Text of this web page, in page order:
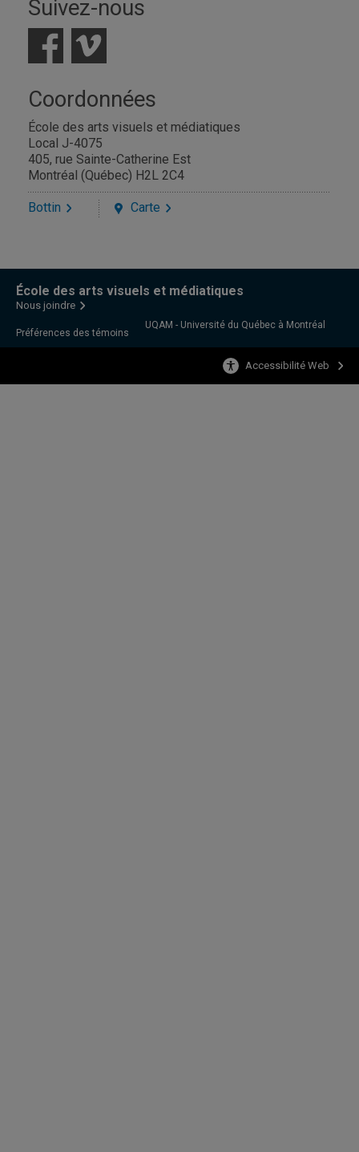
Suivez-nous
Coordonnées
École des arts visuels et médiatiques
Local J-4075
405, rue Sainte-Catherine Est
Montréal (Québec) H2L 2C4
Bottin Carte
École des arts visuels et médiatiques
Nous joindre
Préférences des témoins
UQAM - Université du Québec à Montréal
Accessibilité Web